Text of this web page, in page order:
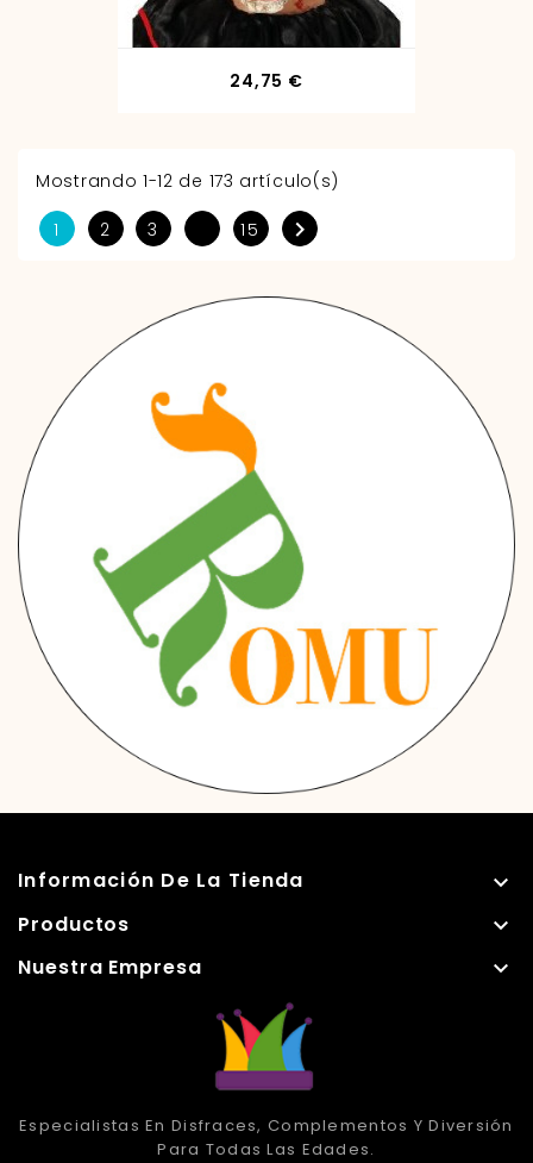
24,75 €
Mostrando 1-12 de 173 artículo(s)
1 2 3 15 
Información De La Tienda 
Productos 
Nuestra Empresa 
Especialistas En Disfraces, Complementos Y Diversión
Para Todas Las Edades.